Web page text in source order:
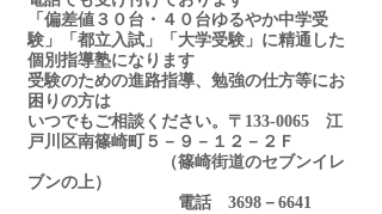
「偏差値３０台・４０台ゆるやか中学受
験」「都立入試」「大学受験」に精通した
個別指導塾になります
受験のための進路指導、勉強の仕方等にお
困りの方は
いつでもご相談ください。〒133-0065　江
戸川区南篠崎町５－９－１２－２Ｆ
（篠崎街道のセブンイレ
ブンの上）
電話　3698－6641